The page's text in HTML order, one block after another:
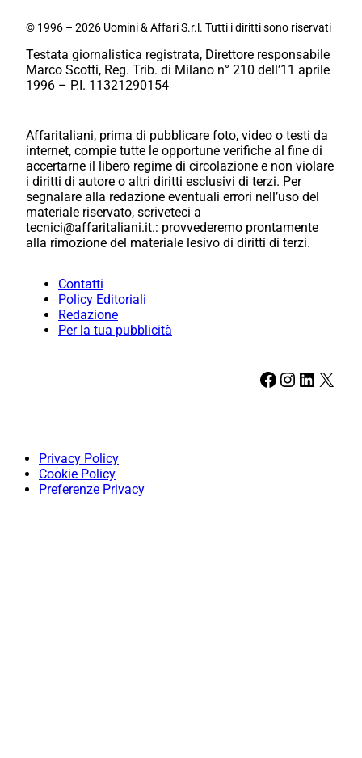
© 1996 – 2026 Uomini & Affari S.r.l. Tutti i diritti sono riservati
Testata giornalistica registrata, Direttore responsabile
Marco Scotti, Reg. Trib. di Milano n° 210 dell’11 aprile
1996 – P.I. 11321290154
Affaritaliani, prima di pubblicare foto, video o testi da
internet, compie tutte le opportune verifiche al fine di
accertarne il libero regime di circolazione e non violare
i diritti di autore o altri diritti esclusivi di terzi. Per
segnalare alla redazione eventuali errori nell’uso del
materiale riservato, scriveteci a
tecnici@affaritaliani.it.: provvederemo prontamente
alla rimozione del materiale lesivo di diritti di terzi.
Contatti
Policy Editoriali
Redazione
Per la tua pubblicità
Facebook Instagram LinkedIn X
Privacy Policy
Cookie Policy
Preferenze Privacy